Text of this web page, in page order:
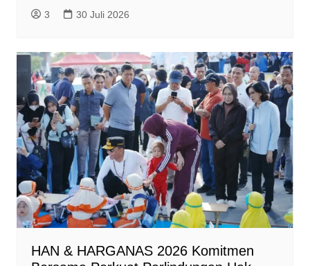
3 30 Juli 2026
HAN & HARGANAS 2026 Komitmen